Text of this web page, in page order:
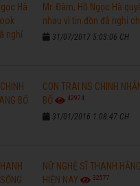
Mr. Đàm, Hồ Ngọc Hà
nhau vì tin đồn đã nghỉ
31/07/2017 5:03:06 CH
CON TRAI NS CHINH
BỐ
42974
31/01/2016 1:08:47 CH
NỮ NGHỆ SĨ THANH
HIỆN NAY
32577